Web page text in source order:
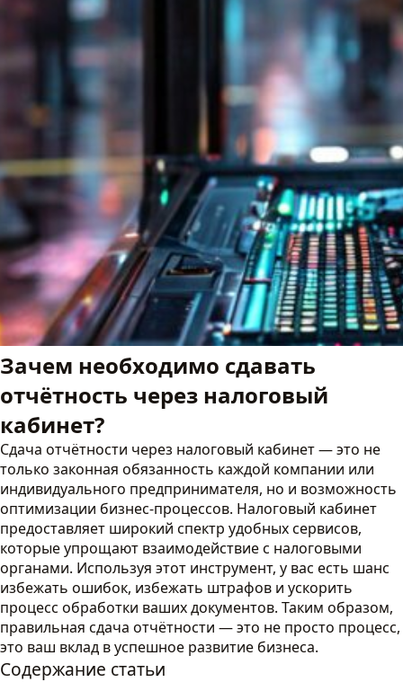
Зачем необходимо сдавать
отчётность через налоговый
кабинет?
Сдача отчётности через налоговый кабинет — это не
только законная обязанность каждой компании или
индивидуального предпринимателя, но и возможность
оптимизации бизнес-процессов. Налоговый кабинет
предоставляет широкий спектр удобных сервисов,
которые упрощают взаимодействие с налоговыми
органами. Используя этот инструмент, у вас есть шанс
избежать ошибок, избежать штрафов и ускорить
процесс обработки ваших документов. Таким образом,
правильная сдача отчётности — это не просто процесс,
это ваш вклад в успешное развитие бизнеса.
Содержание статьи